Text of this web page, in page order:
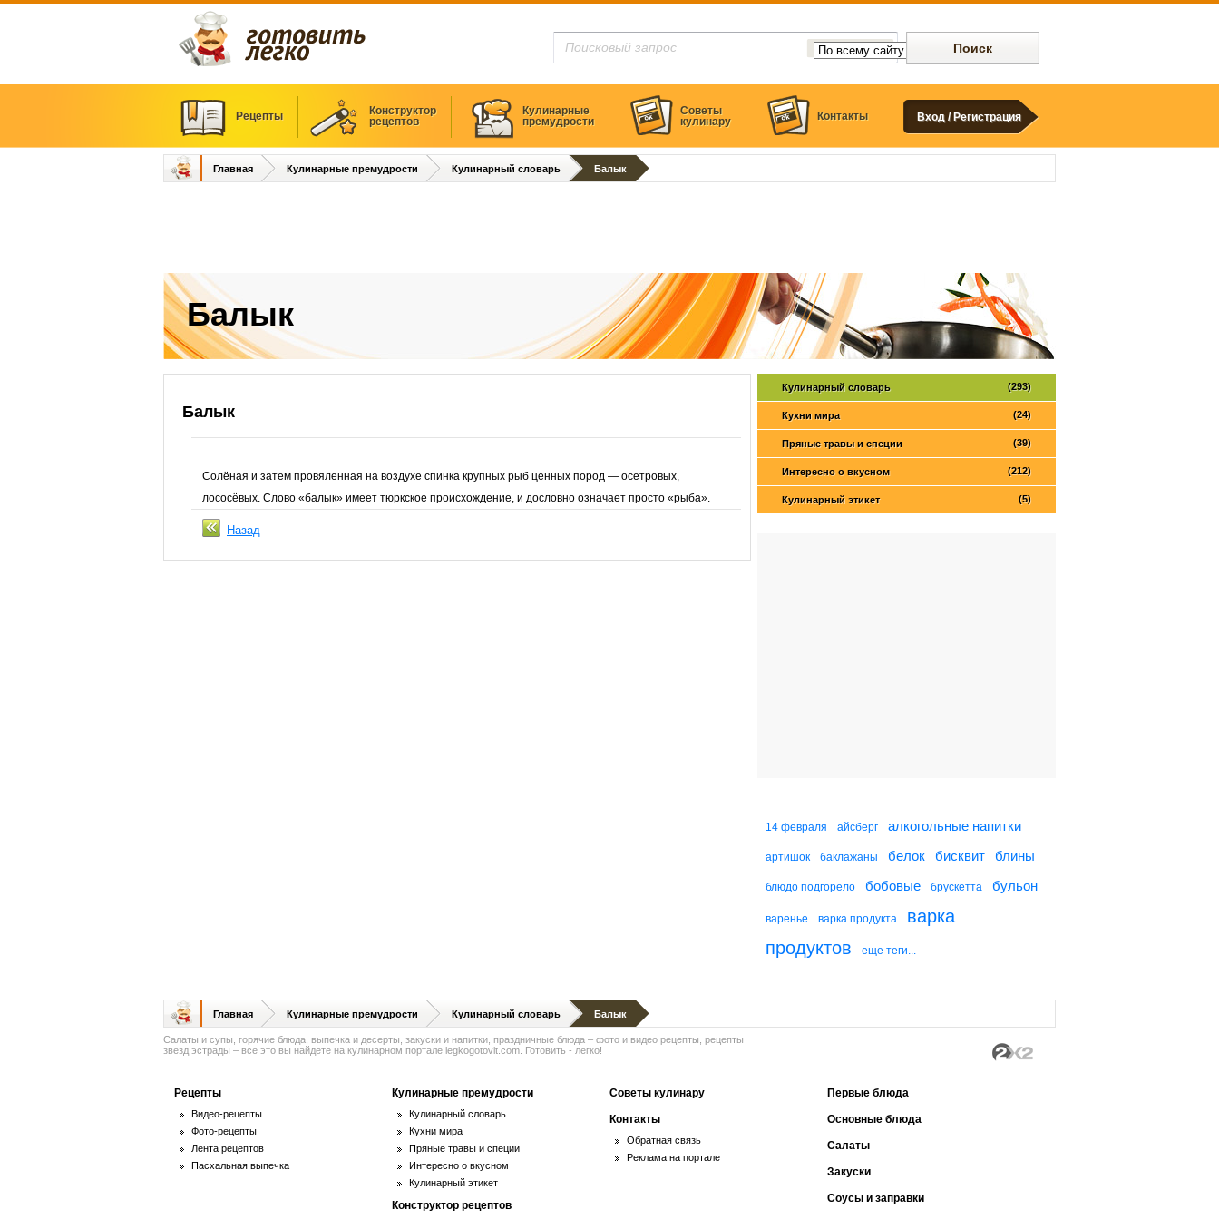
Рецепты
Конструктор
рецептов
Кулинарные
премудрости
Советы
кулинару
Контакты Вход / Регистрация
Главная Кулинарные премудрости Кулинарный словарь Балык
Балык
Балык
Солёная и затем провяленная на воздухе спинка крупных рыб ценных пород — осетровых,
лососёвых. Слово «балык» имеет тюркское происхождение, и дословно означает просто «рыба».
Назад
(293)
Кулинарный словарь
(24)
Кухни мира
(39)
Пряные травы и специи
(212)
Интересно о вкусном
(5)
Кулинарный этикет
14 февраля айсберг алкогольные напитки
артишок баклажаны белок бисквит блины
блюдо подгорело бобовые брускетта бульон
варенье варка продукта
варка
продуктов
еще теги...
Главная Кулинарные премудрости Кулинарный словарь Балык
Салаты и супы, горячие блюда, выпечка и десерты, закуски и напитки, праздничные блюда – фото и видео рецепты, рецепты
звезд эстрады – все это вы найдете на кулинарном портале legkogotovit.com. Готовить - легко!
Рецепты
Видео-рецепты
Фото-рецепты
Лента рецептов
Пасхальная выпечка
Кулинарные премудрости
Кулинарный словарь
Кухни мира
Пряные травы и специи
Интересно о вкусном
Кулинарный этикет
Конструктор рецептов
Советы кулинару
Контакты
Обратная связь
Реклама на портале
Первые блюда
Основные блюда
Салаты
Закуски
Соусы и заправки